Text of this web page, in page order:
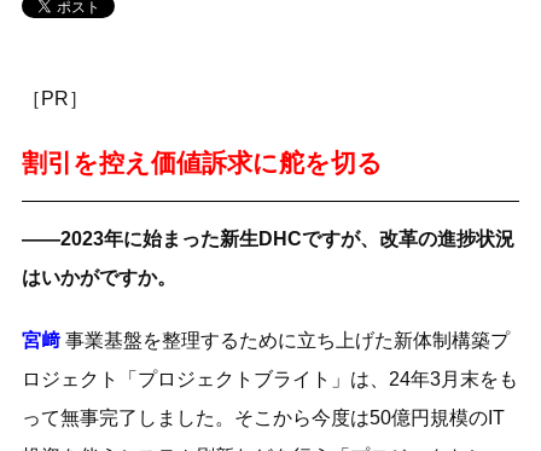
［PR］
割引を控え価値訴求に舵を切る
――2023年に始まった新生DHCですが、改革の進捗状況
はいかがですか。
宮﨑事業基盤を整理するために立ち上げた新体制構築プ
ロジェクト「プロジェクトブライト」は、24年3月末をも
って無事完了しました。そこから今度は50億円規模のIT